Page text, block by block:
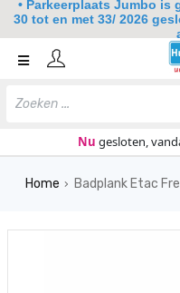
Nu gesloten,
Home
Home › Badplank Etac
• Parkeerplaats Jumbo is
30 tot en met 33/ 2026